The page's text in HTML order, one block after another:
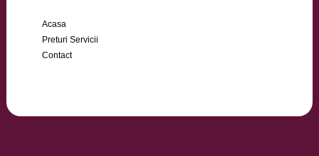
Acasa
Preturi Servicii
Contact